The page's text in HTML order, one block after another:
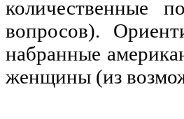
количественные
вопросов).
набранные
женщины (из